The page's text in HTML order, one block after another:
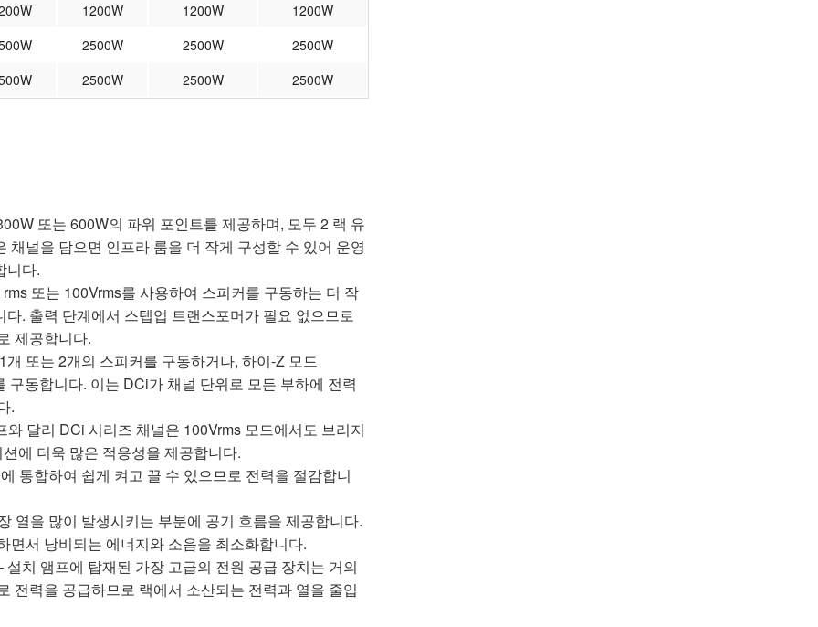
1200W 1200W
1200W
2500W 2500W
2500W
2500W 2500W 2500W
또는 600W의 파워 포인트를 제공하며, 모두 2 랙 유
널을 담으면 인프라 룸을 더 작게 구성할 수 있어 운영
니다.
또는 100Vrms를 사용하여 스피커를 구동하는 더 작
. 출력 단계에서 스텝업 트랜스포머가 필요 없으므로
제공합니다.
개 또는 2개의 스피커를 구동하거나, 하이-Z 모드
구동합니다. 이는 DCi가 채널 단위로 모든 부하에 전력
.
와 달리 DCi 시리즈 채널은 100Vrms 모드에서도 브리지
에 더욱 많은 적응성을 제공합니다.
통합하여 쉽게 켜고 끌 수 있으므로 전력을 절감합니
열을 많이 발생시키는 부분에 공기 흐름을 제공합니다.
면서 낭비되는 에너지와 소음을 최소화합니다.
설치 앰프에 탑재된 가장 고급의 전원 공급 장치는 거의
전력을 공급하므로 랙에서 소산되는 전력과 열을 줄입